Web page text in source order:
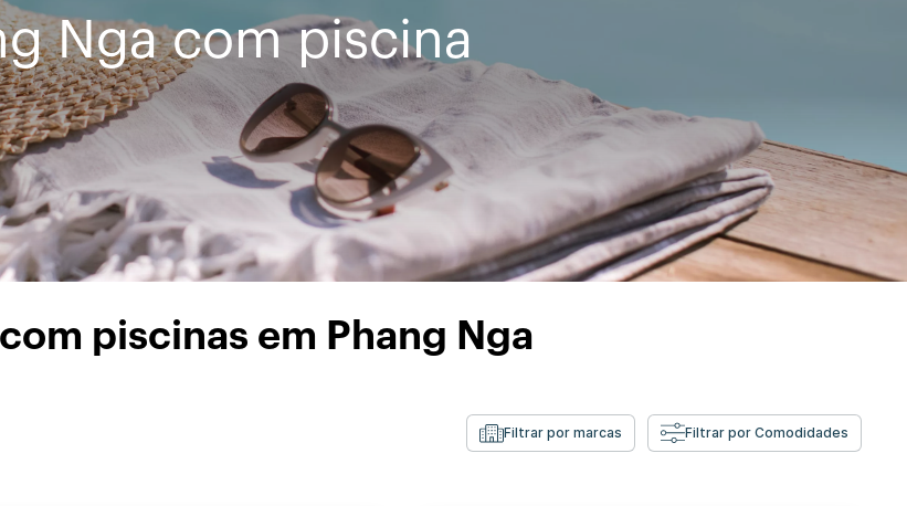
Nga com piscina
piscinas em Phang Nga
Filtrar por marcas Filtrar por Comodidades